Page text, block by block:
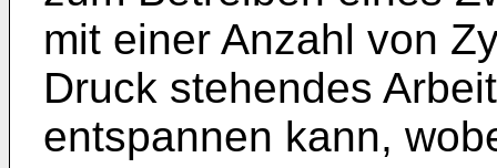
mit einer Anzahl von
Druck stehendes
entspannen kann,